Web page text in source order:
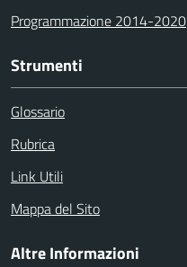
Programmazione 2014-2020
Strumenti
Glossario
Rubrica
Link Utili
Mappa del Sito
Altre Informazioni